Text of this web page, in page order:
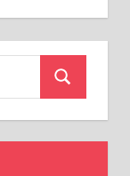
Search